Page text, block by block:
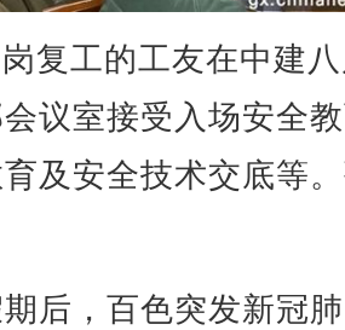
工的工友在中建八
议室接受入场安全
及安全技术交底等
，百色突发新冠